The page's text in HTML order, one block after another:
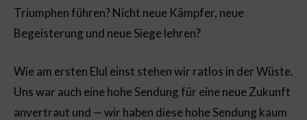
Triumphen führen? Nicht neue Kämpfer, neue
Begeisterung und neue Siege lehren?
Wie am ersten Elul einst stehen wir ratlos in der Wüste.
Uns war auch eine hohe Sendung für eine neue Zukunft
anvertraut und — wir haben diese hohe Sendung kaum